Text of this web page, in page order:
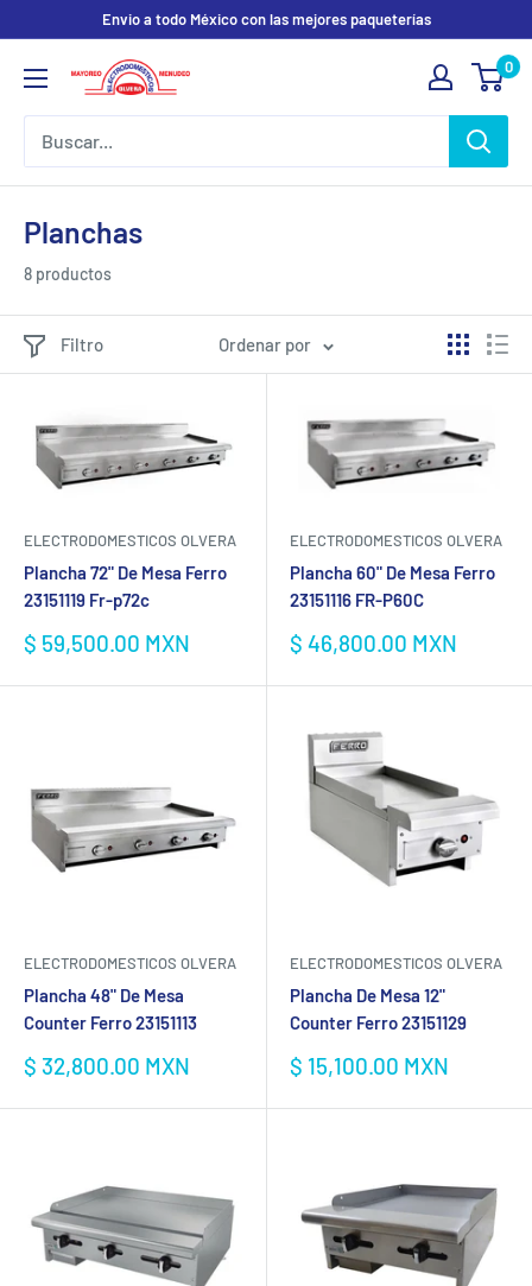
contenido
Envio a todo México con las mejores paqueterías
Electrodomesticos
0
Planchas
8 productos
Filtro Ordenar por
ELECTRODOMESTICOS OLVERA
Plancha 72" De Mesa Ferro
23151119 Fr-p72c
Precio
venta
$ 59,500.00 MXN
ELECTRODOMESTICOS OLVERA
Plancha 60" De Mesa Ferro
23151116 FR-P60C
Precio
venta
$ 46,800.00 MXN
ELECTRODOMESTICOS OLVERA
Plancha 48" De Mesa
Counter Ferro 23151113
Precio
venta
$ 32,800.00 MXN
ELECTRODOMESTICOS OLVERA
Plancha De Mesa 12"
Counter Ferro 23151129
Precio
venta
$ 15,100.00 MXN